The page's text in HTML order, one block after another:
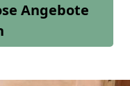
Angebote